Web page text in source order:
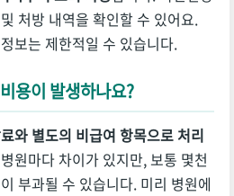
처방 내역을 확인할 수 있어요.
보는 제한적일 수 있습니다.
용이 발생하나요?
와 별도의 비급여 항목으로 처리
원마다 차이가 있지만, 보통 몇천
부과될 수 있습니다. 미리 병원에